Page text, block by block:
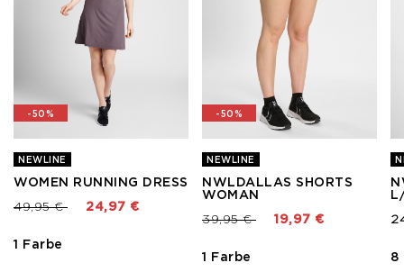
-50%
NEWLINE
WOMEN RUNNING DRESS
Preis reduziert von
49,95 €bis 24,97 €
1 Farbe
-50%
NEWLINE
NWLDALLAS SHORTS
WOMAN
Preis reduziert von
39,95 €bis 19,97 €
1 Farbe 8